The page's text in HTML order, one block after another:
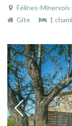
Félines-Minervois (15
Gîte
1